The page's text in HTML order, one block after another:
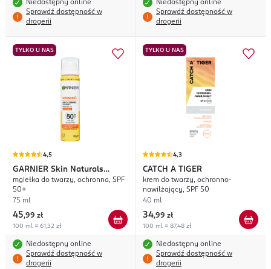
Niedostępny online
Sprawdź dostępność w
drogerii
Niedostępny online
Sprawdź dostępność w
drogerii
TYLKO U NAS
4,5
GARNIER Skin Naturals
Vitamin C
mgiełka do twarzy, ochronna, SPF
50+
75 ml
45,99 zł
100 ml = 61,32 zł
Niedostępny online
Sprawdź dostępność w
drogerii
TYLKO U NAS
4,3
CATCH A TIGER
krem do twarzy, ochronno-
nawilżający, SPF 50
40 ml
34,99 zł
100 ml = 87,48 zł
Niedostępny online
Sprawdź dostępność w
drogerii